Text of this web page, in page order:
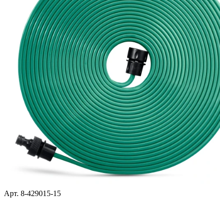
Арт. 8-429015-15